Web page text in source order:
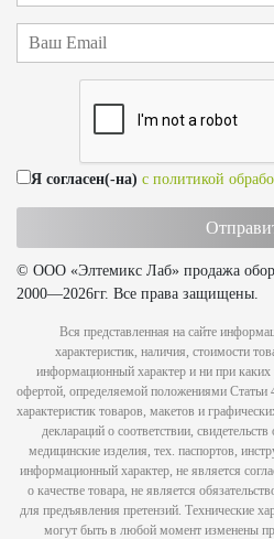
Я согласен(-на) с политикой
© ООО «Элтемикс Лаб» продажа
2000—2026гг. Все права защищены.
Вся представленная на сайте
характеристик, наличия, стоимости
информационный характер и ни при
офертой, определяемой положениями
характеристик товаров, макетов и
деклараций о соответствии,
медицинские изделия, тех. паспортов,
информационный характер, не является
о качестве товара, не является
для предъявления претензий. Технические
могут быть в любой момент изменены